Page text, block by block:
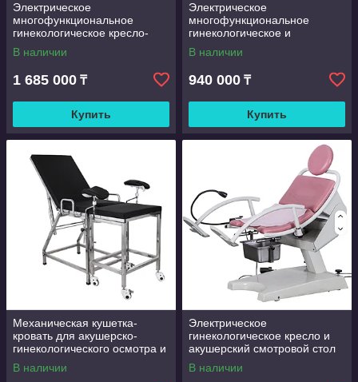
Электрическое
многофункциональное
гинекологическое кресло-
кушетка серии HICO
(модификация
HICOAL21062401)
В наличии
1 685 000 ₸
Купить
Электрическое
многофункциональное
гинекологическое и
урологическое смотровое
кресло-кушетка серии RJ-
В наличии
940 000 ₸
Купить
Механическая кушетка-
кровать для акушерско-
гинекологического осмотра и
родовспоможения модели
HC-I006C
В наличии
Электрическое
гинекологическое кресло и
акушерский смотровой стол
модели KY-SZ-I
В наличии